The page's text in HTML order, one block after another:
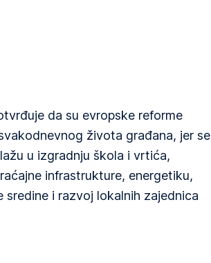
da su evropske reforme
života građana, jer se
u izgradnju škola i vrtića,
infrastrukture, energetiku,
i razvoj lokalnih zajednica